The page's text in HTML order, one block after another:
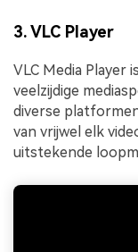
3. VLC Player
VLC Media Player
veelzijdige
diverse
van vrijwel elk
uitstekende